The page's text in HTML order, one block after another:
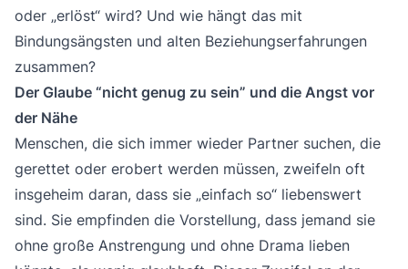
oder „erlöst“ wird? Und wie hängt das mit
Bindungsängsten und alten Beziehungserfahrungen
zusammen?
Der Glaube “nicht genug zu sein” und die Angst vor
der Nähe
Menschen, die sich immer wieder Partner suchen, die
gerettet oder erobert werden müssen, zweifeln oft
insgeheim daran, dass sie „einfach so“ liebenswert
sind. Sie empfinden die Vorstellung, dass jemand sie
ohne große Anstrengung und ohne Drama lieben